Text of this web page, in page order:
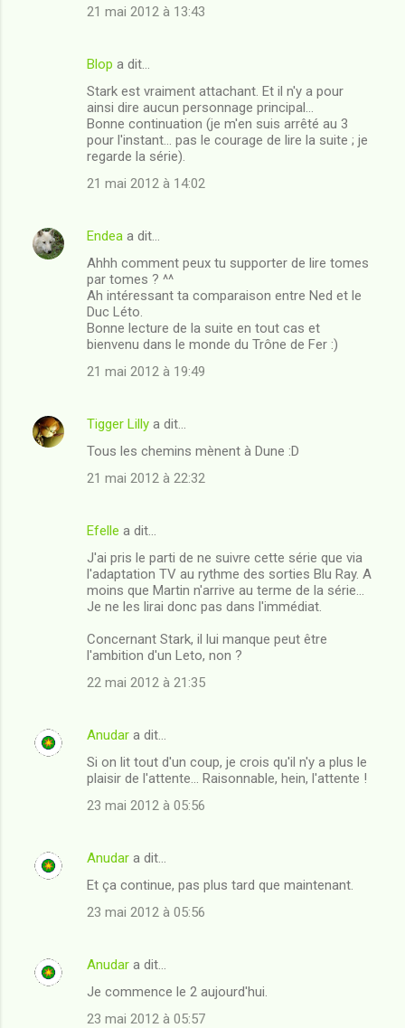
21 mai 2012 à 13:43
Blop a dit…
Stark est vraiment attachant. Et il n'y a pour
ainsi dire aucun personnage principal...
Bonne continuation (je m'en suis arrêté au 3
pour l'instant... pas le courage de lire la suite ; je
regarde la série).
21 mai 2012 à 14:02
Endea a dit…
Ahhh comment peux tu supporter de lire tomes
par tomes ? ^^
Ah intéressant ta comparaison entre Ned et le
Duc Léto.
Bonne lecture de la suite en tout cas et
bienvenu dans le monde du Trône de Fer :)
21 mai 2012 à 19:49
Tigger Lilly a dit…
Tous les chemins mènent à Dune :D
21 mai 2012 à 22:32
Efelle a dit…
J'ai pris le parti de ne suivre cette série que via
l'adaptation TV au rythme des sorties Blu Ray. A
moins que Martin n'arrive au terme de la série...
Je ne les lirai donc pas dans l'immédiat.
Concernant Stark, il lui manque peut être
l'ambition d'un Leto, non ?
22 mai 2012 à 21:35
Anudar a dit…
Si on lit tout d'un coup, je crois qu'il n'y a plus le
plaisir de l'attente... Raisonnable, hein, l'attente !
23 mai 2012 à 05:56
Anudar a dit…
Et ça continue, pas plus tard que maintenant.
23 mai 2012 à 05:56
Anudar a dit…
Je commence le 2 aujourd'hui.
23 mai 2012 à 05:57